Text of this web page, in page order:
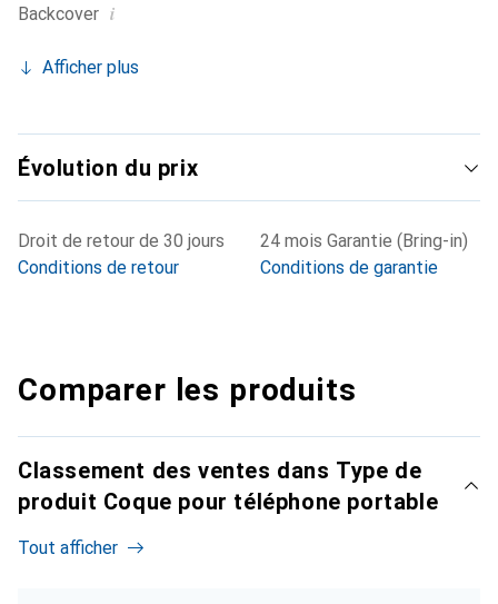
Backcover i
Afficher plus
Évolution du prix
Droit de retour de 30 jours
Conditions de retour
24 mois Garantie (Bring-in)
Conditions de garantie
Comparer les produits
Classement des ventes dans Type de
produit Coque pour téléphone portable
Tout afficher